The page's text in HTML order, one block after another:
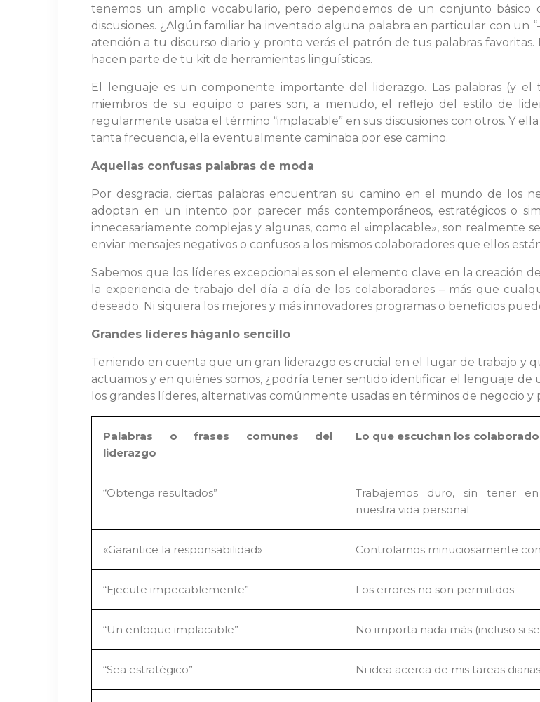
tenemos un amplio vocabulario, pero dependemos de un conjunto
discusiones. ¿Algún familiar ha inventado alguna palabra en particular con un
atención a tu discurso diario y pronto verás el patrón de tus palabras
hacen parte de tu kit de herramientas lingüísticas.
El lenguaje es un componente importante del liderazgo. Las palabras (y
miembros de su equipo o pares son, a menudo, el reflejo del estilo de
regularmente usaba el término “implacable” en sus discusiones con otros. Y
tanta frecuencia, ella eventualmente caminaba por ese camino.
Aquellas confusas palabras de moda
Por desgracia, ciertas palabras encuentran su camino en el mundo de los
adoptan en un intento por parecer más contemporáneos, estratégicos o
innecesariamente complejas y algunas, como el «implacable», son realmente
enviar mensajes negativos o confusos a los mismos colaboradores que ellos
Sabemos que los líderes excepcionales son el elemento clave en la creación
la experiencia de trabajo del día a día de los colaboradores – más que
deseado. Ni siquiera los mejores y más innovadores programas o beneficios
Grandes líderes háganlo sencillo
Teniendo en cuenta que un gran liderazgo es crucial en el lugar de trabajo y
actuamos y en quiénes somos, ¿podría tener sentido identificar el lenguaje de
los grandes líderes, alternativas comúnmente usadas en términos de negocio y
Palabras o frases comunes del
liderazgo
Lo que escuchan los
“Obtenga resultados”
Trabajemos duro, sin tener
nuestra vida personal
«Garantice la responsabilidad» Controlarnos minuciosamente
“Ejecute impecablemente” Los errores no son permitidos
“Un enfoque implacable” No importa nada más (incluso si
“Sea estratégico” Ni idea acerca de mis tareas diarias